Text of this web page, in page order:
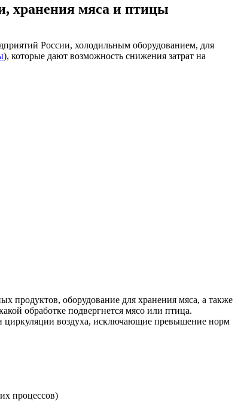
хранения мяса и птицы
России, холодильным оборудованием, для
), которые дают возможность снижения затрат на
продуктов, оборудование для хранения мяса, а также
обработке подвергнется мясо или птица.
циркуляции воздуха, исключающие превышение норм
процессов)